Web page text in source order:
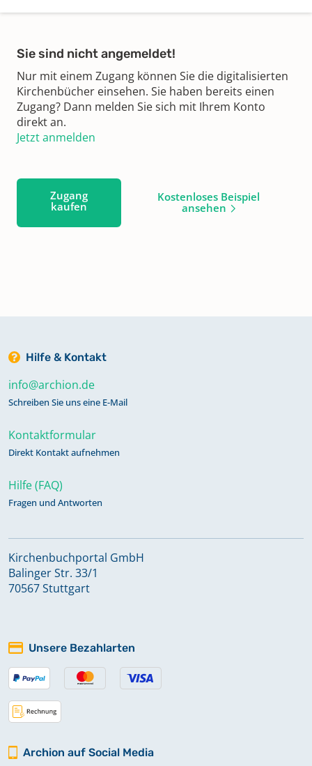
Sie sind nicht angemeldet!
Nur mit einem Zugang können Sie die digitalisierten
Kirchenbücher einsehen. Sie haben bereits einen
Zugang? Dann melden Sie sich mit Ihrem Konto
direkt an.
Jetzt anmelden
Zugang
kaufen
Kostenloses Beispiel
ansehen
Hilfe & Kontakt
info@archion.de
Schreiben Sie uns eine E-Mail
Kontaktformular
Direkt Kontakt aufnehmen
Hilfe (FAQ)
Fragen und Antworten
Kirchenbuchportal GmbH
Balinger Str. 33/1
70567 Stuttgart
Unsere Bezahlarten
Archion auf Social Media